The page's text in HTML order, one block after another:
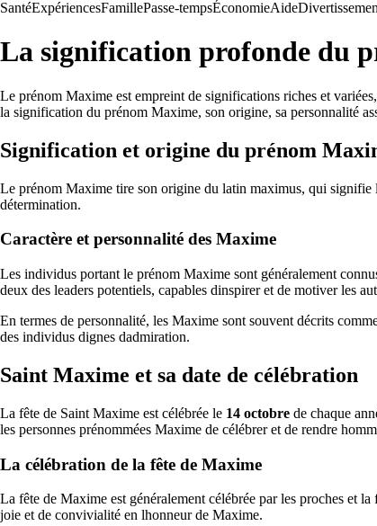
SantéExpériencesFamillePasse-tempsÉconomieAide
La signification profonde du
Le prénom Maxime est empreint de significations riches et
la signification du prénom Maxime, son origine, sa personnalité
Signification et origine du prénom
Le prénom Maxime tire son origine du latin maximus, qui signifie
détermination.
Caractère et personnalité des Maxime
Les individus portant le prénom Maxime sont généralement
deux des leaders potentiels, capables dinspirer et de motiver les
En termes de personnalité, les Maxime sont souvent décrits
des individus dignes dadmiration.
Saint Maxime et sa date de célébration
La fête de Saint Maxime est célébrée le 14 octobre de chaque
les personnes prénommées Maxime de célébrer et de rendre
La célébration de la fête de Maxime
La fête de Maxime est généralement célébrée par les proches et
joie et de convivialité en lhonneur de Maxime.